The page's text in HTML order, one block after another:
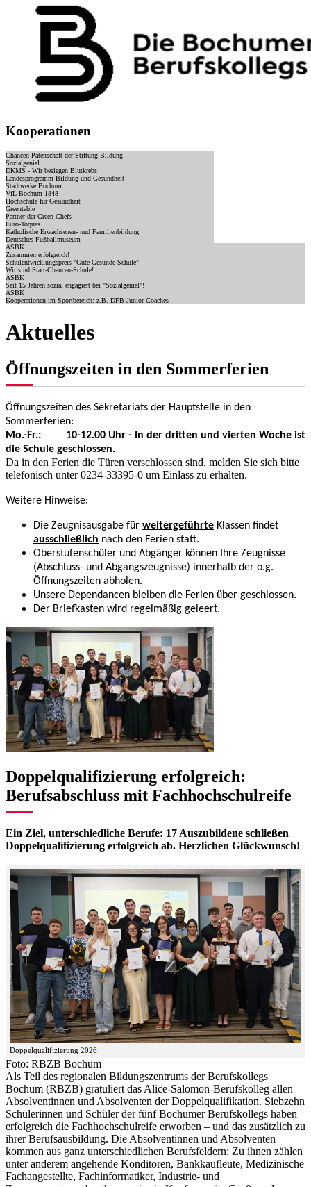
Kooperationen
Chancen-Patenschaft der Stiftung Bildung
Sozialgenial
DKMS - Wir besiegen Blutkrebs
Landesprogramm Bildung und Gesundheit
Stadtwerke Bochum
VfL Bochum 1848
Hochschule für Gesundheit
Greentable
Partner der Green Chefs
Euro-Toques
Katholische Erwachsenen- und Familienbildung
Deutsches Fußballmuseum
ASBK
Zusammen erfolgreich!
Schulentwicklungspreis "Gute Gesunde Schule"
Wir sind Start-Chancen-Schule!
ASBK
Seit 15 Jahren sozial engagiert bei "Sozialgenial"!
ASBK
Kooperationen im Sportbereich: z.B. DFB-Junior-Coaches
Aktuelles
Öffnungszeiten in den Sommerferien
Öffnungszeiten des Sekretariats der Hauptstelle in den
Sommerferien:
Mo.-Fr.: 10-12.00 Uhr - In der dritten und vierten Woche ist
die Schule geschlossen.
Da in den Ferien die Türen verschlossen sind, melden Sie sich bitte
telefonisch unter 0234-33395-0 um Einlass zu erhalten.
Weitere Hinweise:
Die Zeugnisausgabe für weitergeführte Klassen findet
ausschließlich nach den Ferien statt.
Oberstufenschüler und Abgänger können Ihre Zeugnisse
(Abschluss- und Abgangszeugnisse) innerhalb der o.g.
Öffnungszeiten abholen.
Unsere Dependancen bleiben die Ferien über geschlossen.
Der Briefkasten wird regelmäßig geleert.
Doppelqualifizierung erfolgreich:
Berufsabschluss mit Fachhochschulreife
Ein Ziel, unterschiedliche Berufe: 17 Auszubildene schließen
Doppelqualifizierung erfolgreich ab. Herzlichen Glückwunsch!
Doppelqualifizierung 2026
Foto: RBZB Bochum
Als Teil des regionalen Bildungszentrums der Berufskollegs
Bochum (RBZB) gratuliert das Alice-Salomon-Berufskolleg allen
Absolventinnen und Absolventen der Doppelqualifikation. Siebzehn
Schülerinnen und Schüler der fünf Bochumer Berufskollegs haben
erfolgreich die Fachhochschulreife erworben – und das zusätzlich zu
ihrer Berufsausbildung. Die Absolventinnen und Absolventen
kommen aus ganz unterschiedlichen Berufsfeldern: Zu ihnen zählen
unter anderem angehende Konditoren, Bankkaufleute, Medizinische
Fachangestellte, Fachinformatiker, Industrie- und